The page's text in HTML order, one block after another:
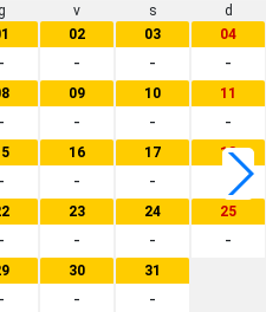
g v s
d
-
02
-
03
-
04
-
-
09
-
10
-
11
-
-
16
-
17
-
18
-
23
-
24
-
25
-
-
30
-
31
-